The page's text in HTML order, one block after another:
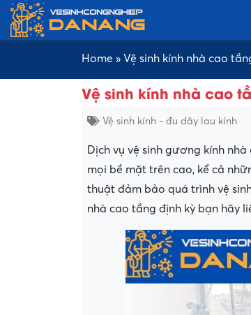
Home » Vệ sinh kính nhà cao
Vệ sinh kính nhà cao
Vệ sinh kính - đu dây lau kính
Dịch vụ vệ sinh gương kính
mọi bề mặt trên cao, kể cả
thuật đảm bảo quá trình vệ
nhà cao tầng định kỳ bạn hãy